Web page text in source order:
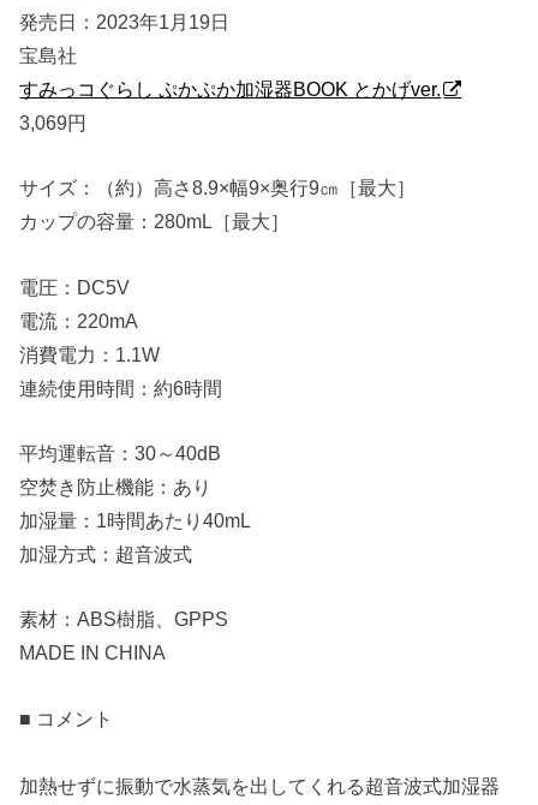
発売日：2023年1月19日
宝島社
すみっコぐらし ぷかぷか加湿器BOOK とかげver.
3,069円
サイズ：（約）高さ8.9×幅9×奥行9㎝［最大］
カップの容量：280mL［最大］
電圧：DC5V
電流：220mA
消費電力：1.1W
連続使用時間：約6時間
平均運転音：30～40dB
空焚き防止機能：あり
加湿量：1時間あたり40mL
加湿方式：超音波式
素材：ABS樹脂、GPPS
MADE IN CHINA
■ コメント
加熱せずに振動で水蒸気を出してくれる超音波式加湿器